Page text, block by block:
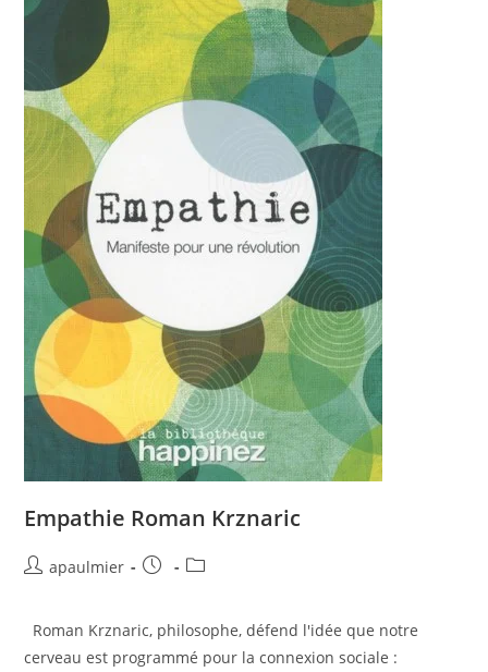
Empathie Roman Krznaric
apaulmier
Roman Krznaric, philosophe, défend l'idée que notre
cerveau est programmé pour la connexion sociale :